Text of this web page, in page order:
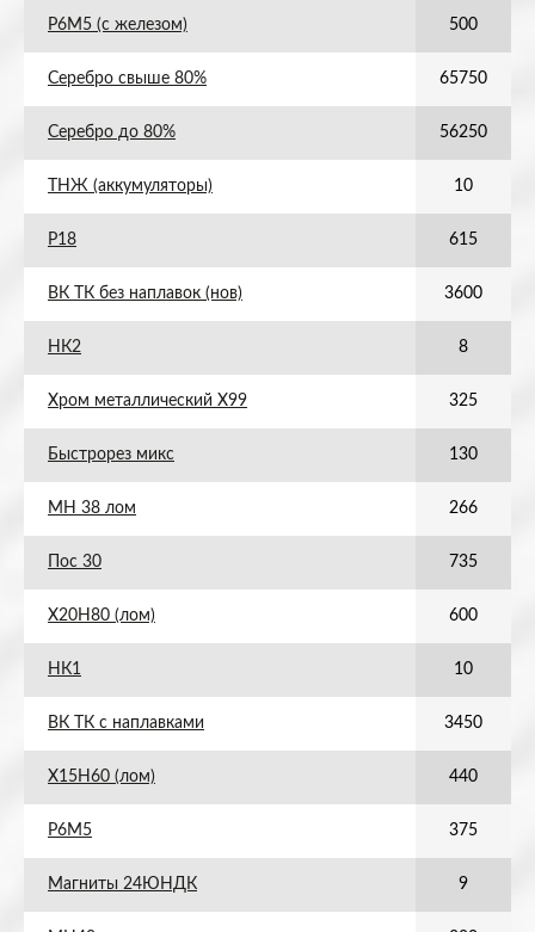
Р6М5 (с железом) 500
Серебро свыше 80% 65750
Серебро до 80% 56250
ТНЖ (аккумуляторы) 10
Р18 615
ВК ТК без наплавок (нов) 3600
НК2 8
Хром металлический Х99 325
Быстрорез микс 130
МН 38 лом 266
Пос 30 735
Х20Н80 (лом) 600
НК1 10
ВК ТК с наплавками 3450
Х15Н60 (лом) 440
Р6М5 375
Магниты 24ЮНДК 9